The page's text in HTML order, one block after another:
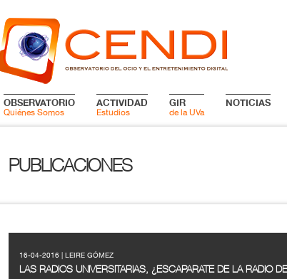
OBSERVATORIO
Quiénes Somos
ACTIVIDAD
Estudios
GIR
de la UVa
NOTICIAS
PUBLICACIONES
16-04-2016 | LEIRE GÓMEZ
LAS RADIOS UNIVERSITARIAS, ¿ESCAPARATE DE LA RADIO